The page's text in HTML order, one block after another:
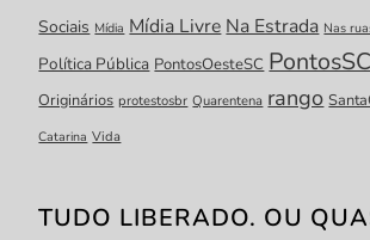
Sociais Mídia Mídia LivreNa Estrada Nas
Política Pública PontosOesteSC
Originários protestosbr Quarentena rango
Catarina Vida
TUDO LIBERADO. OU